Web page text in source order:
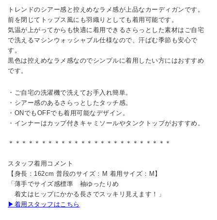
トレンドのシアー感と控えめなラメ感が上品なカーディガンです。
前を閉じてトップス風にも羽織りとしても着用可能です。
気温が上がってからも快適に着用できるさらっとした素材はご自宅
で洗えるマシンウォッシャブル仕様なので、汗ばむ季節も安心で
す。
黒色は控えめなラメ感なのでシンプルに着用したい方にはおすすめ
です。
・ご自宅の洗濯機で洗えてお手入れ簡単。
・シアー感のあるさらっとしたタッチ感。
・ONでもOFFでも着用可能なデザイン。
・インナーはカップ付きキャミソールやタンクトップがおすすめ。
＊＊＊＊＊＊＊＊＊＊＊＊＊＊＊＊＊＊＊＊＊＊＊＊＊
スタッフ着用コメント
【身長：162cm 普段のサイズ：M 着用サイズ：M】
「薄手でサイズ感標準 袖ゆったりめ
着丈はヒップにかかる長さでスッキリ見えます！」
▶着用スタッフはこちら